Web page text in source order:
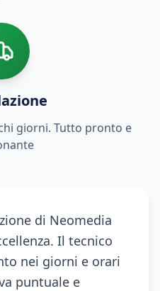
giorni. Tutto pronto e
di Neomedia
Il tecnico
nei giorni e orari
puntuale e